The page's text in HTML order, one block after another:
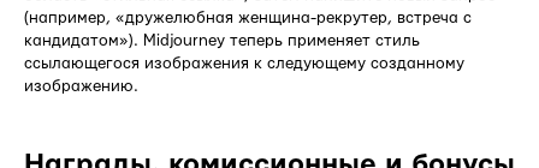
(например, «дружелюбная женщина-рекрутер, встреча с
кандидатом»). Midjourney теперь применяет стиль
ссылающегося изображения к следующему созданному
изображению.